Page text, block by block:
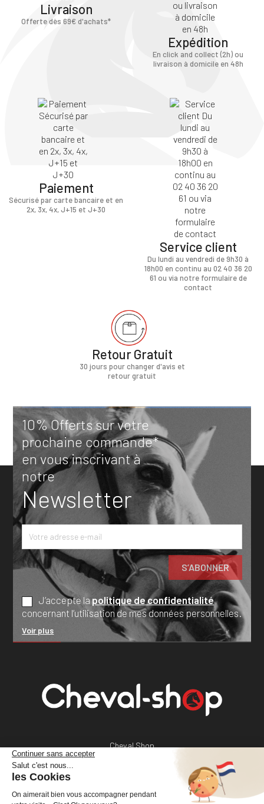
Livraison
Offerte dès 69€ d'achats*
Expédition
En click and collect (2h) ou
livraison à domicile en 48h
Paiement
Sécurisé par carte bancaire et en
2x, 3x, 4x, J+15 et J+30
Service client
Du lundi au vendredi de 9h30 à
18h00 en continu au 02 40 36 20
61 ou via notre formulaire de
contact
Retour Gratuit
30 jours pour changer d'avis et
retour gratuit
10% Offerts sur votre
prochaine commande*
en vous inscrivant à
notre
Newsletter
J’accepte lapolitique de confidentialité
concernant l’utilisation de mes données personnelles.
Voir plus
Cheval Shop